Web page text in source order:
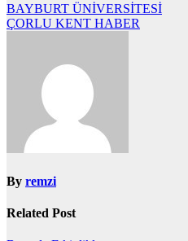
Yazı
gezinmesi
BAYBURT ÜNİVERSİTESİ
ÇORLU KENT HABER
By remzi
Related Post